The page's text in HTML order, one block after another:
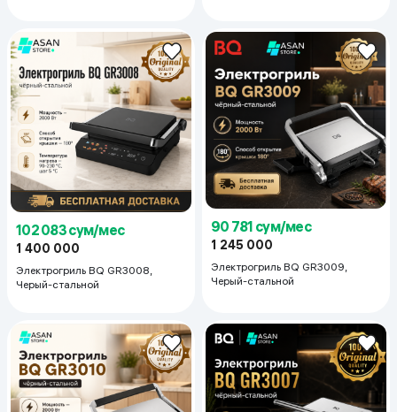
102 083 сум/мес
1 400 000
Электрогриль BQ GR3008,
Черый-стальной
90 781 сум/мес
1 245 000
Электрогриль BQ GR3009,
Черый-стальной